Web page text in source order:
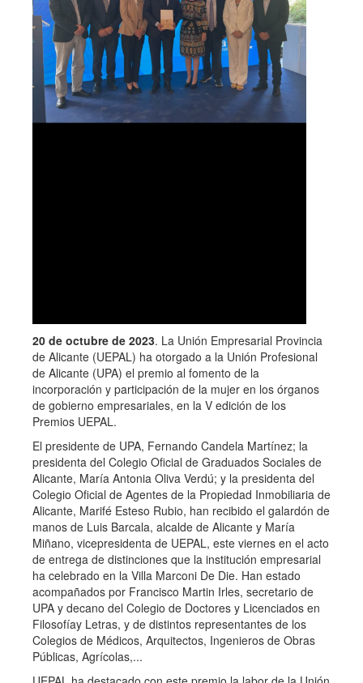
20 de octubre de 2023. La Unión Empresarial Provincia
de Alicante (UEPAL) ha otorgado a la Unión Profesional
de Alicante (UPA) el premio al fomento de la
incorporación y participación de la mujer en los órganos
de gobierno empresariales, en la V edición de los
Premios UEPAL.
El presidente de UPA, Fernando Candela Martínez; la
presidenta del Colegio Oficial de Graduados Sociales de
Alicante, María Antonia Oliva Verdú; y la presidenta del
Colegio Oficial de Agentes de la Propiedad Inmobiliaria de
Alicante, Marifé Esteso Rubio, han recibido el galardón de
manos de Luis Barcala, alcalde de Alicante y María
Miñano, vicepresidenta de UEPAL, este viernes en el acto
de entrega de distinciones que la institución empresarial
ha celebrado en la Villa Marconi De Die. Han estado
acompañados por Francisco Martin Irles, secretario de
UPA y decano del Colegio de Doctores y Licenciados en
Filosofíay Letras, y de distintos representantes de los
Colegios de Médicos, Arquitectos, Ingenieros de Obras
Públicas, Agrícolas,...